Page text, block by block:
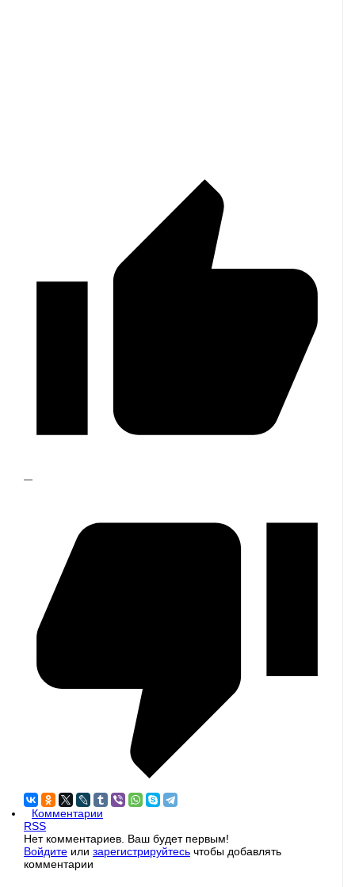
—
Комментарии
RSS
Нет комментариев. Ваш будет первым!
Войдите или зарегистрируйтесь чтобы добавлять
комментарии